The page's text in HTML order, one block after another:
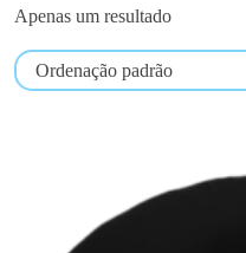
Apenas um resultado